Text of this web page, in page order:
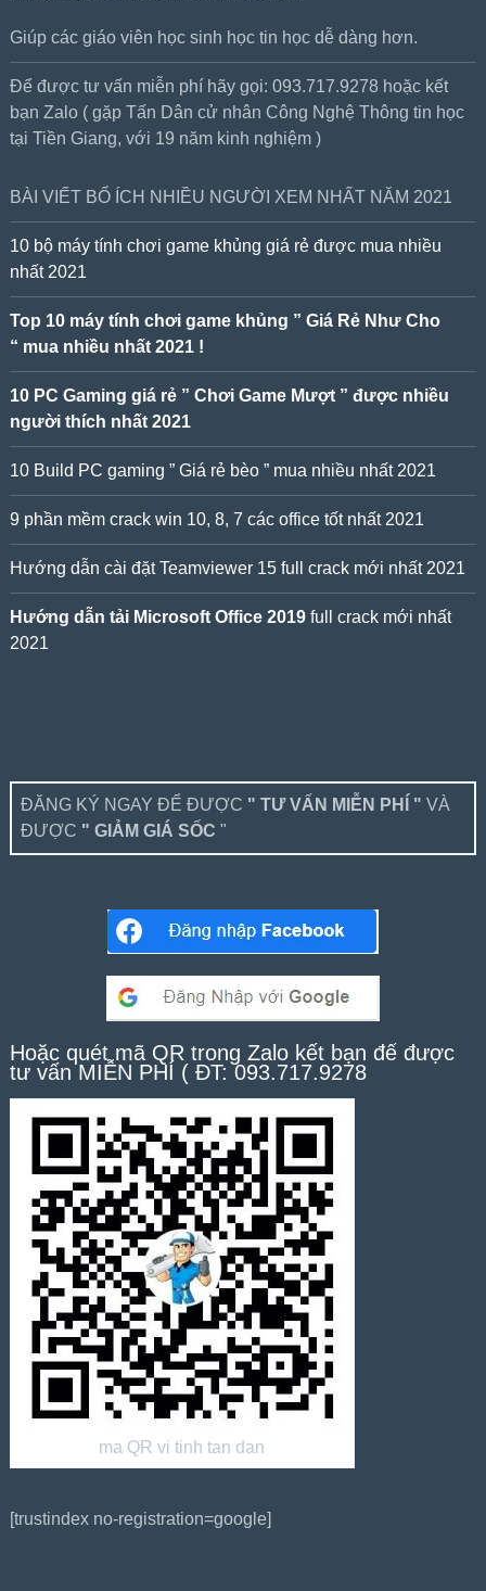
Giúp các giáo viên học sinh học tin học dễ dàng hơn.
Để được tư vấn miễn phí hãy gọi: 093.717.9278 hoặc kết
bạn Zalo ( gặp Tấn Dân cử nhân Công Nghệ Thông tin học
tại Tiền Giang, với 19 năm kinh nghiệm )
BÀI VIẾT BỔ ÍCH NHIỀU NGƯỜI XEM NHẤT NĂM 2021
10 bộ máy tính chơi game khủng giá rẻ được mua nhiều
nhất 2021
Top 10 máy tính chơi game khủng ” Giá Rẻ Như Cho
“ mua nhiều nhất 2021 !
10 PC Gaming giá rẻ ” Chơi Game Mượt ” được nhiều
người thích nhất 2021
10 Build PC gaming ” Giá rẻ bèo ” mua nhiều nhất 2021
9 phần mềm crack win 10, 8, 7 các office tốt nhất 2021
Hướng dẫn cài đặt Teamviewer 15 full crack mới nhất 2021
Hướng dẫn tải Microsoft Office 2019full crack mới nhất
2021
ĐĂNG KÝ NGAY ĐỂ ĐƯỢC " TƯ VẤN MIỄN PHÍ " VÀ
ĐƯỢC " GIẢM GIÁ SỐC "
Hoặc quét mã QR trong Zalo kết bạn để được
tư vấn MIỄN PHÍ ( ĐT: 093.717.9278
ma QR vi tinh tan dan
[trustindex no-registration=google]